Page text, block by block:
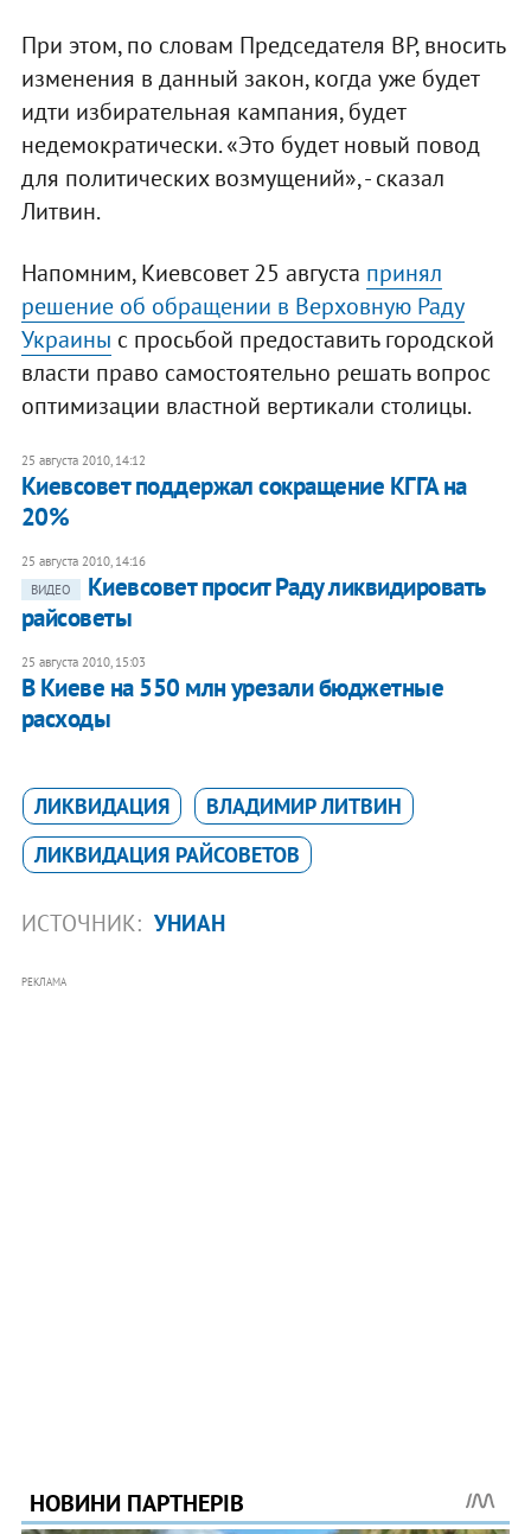
При этом, по словам Председателя ВР, вносить
изменения в данный закон, когда уже будет
идти избирательная кампания, будет
недемократически. «Это будет новый повод
для политических возмущений», - сказал
Литвин.
Напомним, Киевсовет 25 августа принял
решение об обращении в Верховную Раду
Украины с просьбой предоставить городской
власти право самостоятельно решать вопрос
оптимизации властной вертикали столицы.
25 августа 2010, 14:12
Киевсовет поддержал сокращение КГГА на
20%
25 августа 2010, 14:16
ВИДЕО
Киевсовет просит Раду ликвидировать
райсоветы
25 августа 2010, 15:03
В Киеве на 550 млн урезали бюджетные
расходы
ЛИКВИДАЦИЯ
ВЛАДИМИР ЛИТВИН
ЛИКВИДАЦИЯ РАЙСОВЕТОВ
ИСТОЧНИК: УНИАН
РЕКЛАМА